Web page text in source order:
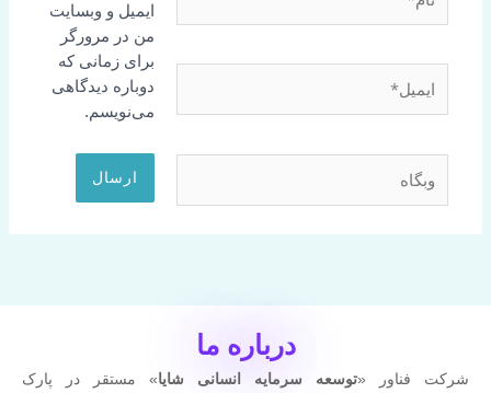
ایمیل و وبسایت
من در مرورگر
برای زمانی که
دوباره دیدگاهی
می‌نویسم.
درباره ما
شرکت فناور «توسعه سرمایه انسانی شایا» مستقر در پارک